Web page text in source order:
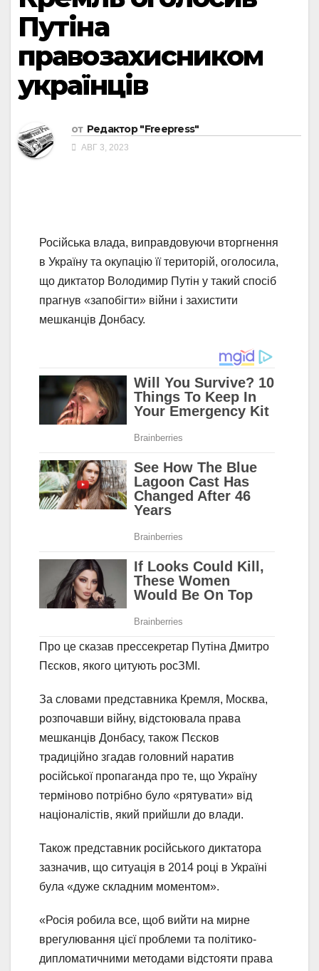
Путіна
правозахисником
українців
от Редактор "Freepress"
АВГ 3, 2023
Російська влада, виправдовуючи вторгнення
в Україну та окупацію її територій, оголосила,
що диктатор Володимир Путін у такий спосіб
прагнув «запобігти» війни і захистити
мешканців Донбасу.
Про це сказав прессекретар Путіна Дмитро
Пєсков, якого цитують росЗМІ.
За словами представника Кремля, Москва,
розпочавши війну, відстоювала права
мешканців Донбасу, також Пєсков
традиційно згадав головний наратив
російської пропаганда про те, що Україну
терміново потрібно було «рятувати» від
націоналістів, який прийшли до влади.
Також представник російського диктатора
зазначив, що ситуація в 2014 році в Україні
була «дуже складним моментом».
«Росія робила все, щоб вийти на мирне
врегулювання цієї проблеми та політико-
дипломатичними методами відстояти права